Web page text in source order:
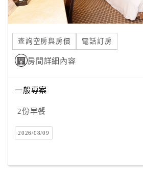
服
紅
利
查
訂
房
Q&A
查詢空房與房價 電話訂房
房間詳細內容
一般專案
2份早餐
2026/08/09